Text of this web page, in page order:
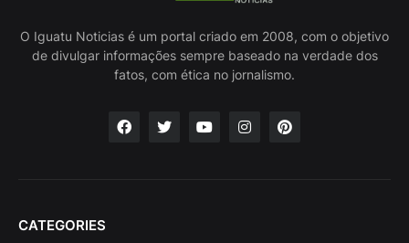
O Iguatu Noticias é um portal criado em 2008, com o objetivo
de divulgar informações sempre baseado na verdade dos
fatos, com ética no jornalismo.
CATEGORIES